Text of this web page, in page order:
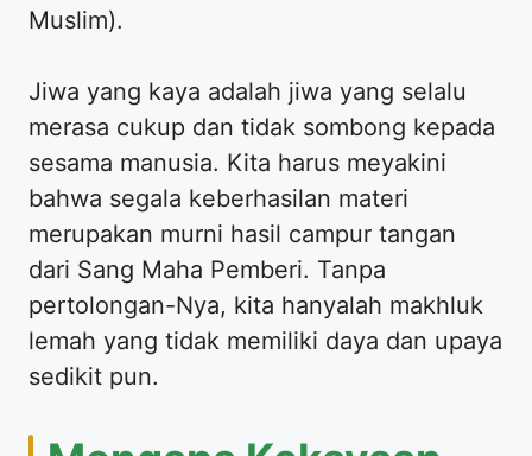
Muslim).
Jiwa yang kaya adalah jiwa yang selalu
merasa cukup dan tidak sombong kepada
sesama manusia. Kita harus meyakini
bahwa segala keberhasilan materi
merupakan murni hasil campur tangan
dari Sang Maha Pemberi. Tanpa
pertolongan-Nya, kita hanyalah makhluk
lemah yang tidak memiliki daya dan upaya
sedikit pun.